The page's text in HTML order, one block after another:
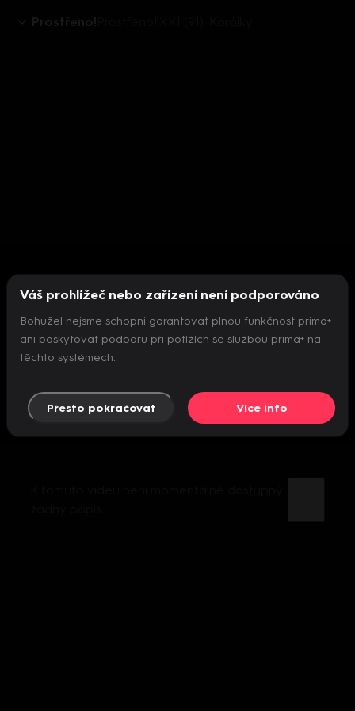
Prostřeno!
Nepodařilo se inicializovat přehrávač
Váš prohlížeč nebo zařízení není podporováno
Bohužel nejsme schopni garantovat plnou funkčnost prima+
ani poskytovat podporu při potížích se službou prima+ na
těchto systémech.
Přesto pokračovat Více info